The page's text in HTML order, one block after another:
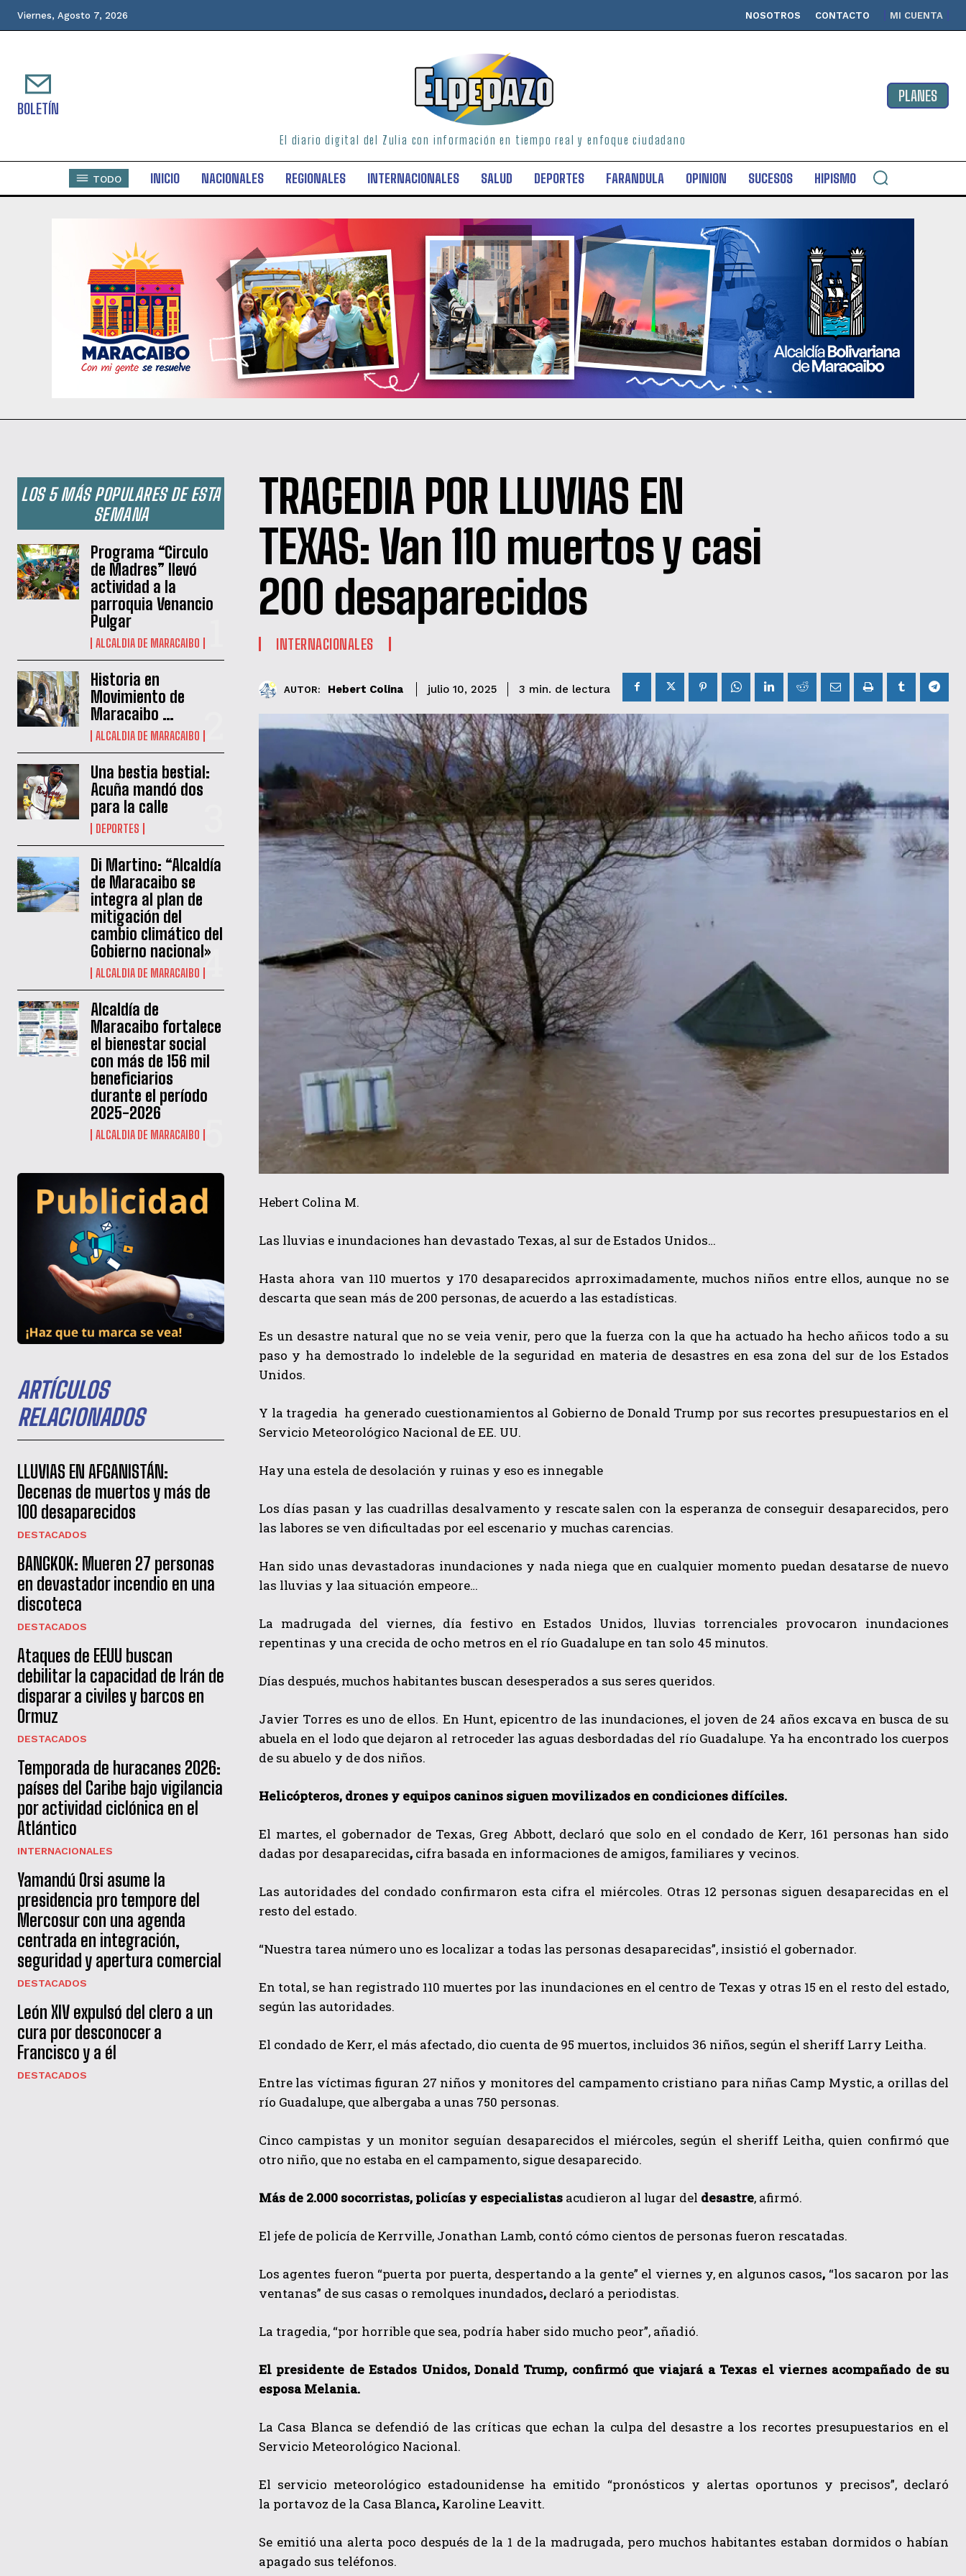
QUIERO SUSCRIBIRME
He leído y acepto lasPolítica de privacidad.
Viernes, Agosto 7, 2026 NOSOTROS CONTACTO MI CUENTA
BOLETÍN
El diario digital del Zulia con información en tiempo real y enfoque ciudadano
PLANES
TODO INICIO NACIONALES REGIONALES INTERNACIONALES SALUD DEPORTES FARANDULA OPINION SUCESOS HIPISMO
LOS 5 MÁS POPULARES DE ESTA
SEMANA
Programa “Circulo
de Madres” llevó
actividad a la
parroquia Venancio
Pulgar
ALCALDIA DE MARACAIBO
Historia en
Movimiento de
Maracaibo …
ALCALDIA DE MARACAIBO
Una bestia bestial:
Acuña mandó dos
para la calle
DEPORTES
Di Martino: “Alcaldía
de Maracaibo se
integra al plan de
mitigación del
cambio climático del
Gobierno nacional»
ALCALDIA DE MARACAIBO
Alcaldía de
Maracaibo fortalece
el bienestar social
con más de 156 mil
beneficiarios
durante el período
2025-2026
ALCALDIA DE MARACAIBO
ARTÍCULOS
RELACIONADOS
LLUVIAS EN AFGANISTÁN:
Decenas de muertos y más de
100 desaparecidos
DESTACADOS
BANGKOK: Mueren 27 personas
en devastador incendio en una
discoteca
DESTACADOS
Ataques de EEUU buscan
debilitar la capacidad de Irán de
disparar a civiles y barcos en
Ormuz
DESTACADOS
Temporada de huracanes 2026:
países del Caribe bajo vigilancia
por actividad ciclónica en el
Atlántico
INTERNACIONALES
Yamandú Orsi asume la
presidencia pro tempore del
Mercosur con una agenda
centrada en integración,
seguridad y apertura comercial
DESTACADOS
León XIV expulsó del clero a un
cura por desconocer a
Francisco y a él
DESTACADOS
TRAGEDIA POR LLUVIAS EN
TEXAS: Van 110 muertos y casi
200 desaparecidos
INTERNACIONALES
AUTOR: Hebert Colina julio 10, 2025 3 min. de lectura
Hebert Colina M.
Las lluvias e inundaciones han devastado Texas, al sur de Estados Unidos…
Hasta ahora van 110 muertos y 170 desaparecidos aprroximadamente, muchos niños entre ellos, aunque no se
descarta que sean más de 200 personas, de acuerdo a las estadísticas.
Es un desastre natural que no se veia venir, pero que la fuerza con la que ha actuado ha hecho añicos todo a su
paso y ha demostrado lo indeleble de la seguridad en materia de desastres en esa zona del sur de los Estados
Unidos.
Y la tragedia ha generado cuestionamientos al Gobierno de Donald Trump por sus recortes presupuestarios en el
Servicio Meteorológico Nacional de EE. UU.
Hay una estela de desolación y ruinas y eso es innegable
Los días pasan y las cuadrillas desalvamento y rescate salen con la esperanza de conseguir desaparecidos, pero
las labores se ven dificultadas por eel escenario y muchas carencias.
Han sido unas devastadoras inundaciones y nada niega que en cualquier momento puedan desatarse de nuevo
las lluvias y laa situación empeore…
La madrugada del viernes, día festivo en Estados Unidos, lluvias torrenciales provocaron inundaciones
repentinas y una crecida de ocho metros en el río Guadalupe en tan solo 45 minutos.
Días después, muchos habitantes buscan desesperados a sus seres queridos.
Javier Torres es uno de ellos. En Hunt, epicentro de las inundaciones, el joven de 24 años excava en busca de su
abuela en el lodo que dejaron al retroceder las aguas desbordadas del río Guadalupe. Ya ha encontrado los cuerpos
de su abuelo y de dos niños.
Helicópteros, drones y equipos caninos siguen movilizados en condiciones difíciles.
El martes, el gobernador de Texas, Greg Abbott, declaró que solo en el condado de Kerr, 161 personas han sido
dadas por desaparecidas, cifra basada en informaciones de amigos, familiares y vecinos.
Las autoridades del condado confirmaron esta cifra el miércoles. Otras 12 personas siguen desaparecidas en el
resto del estado.
“Nuestra tarea número uno es localizar a todas las personas desaparecidas”, insistió el gobernador.
En total, se han registrado 110 muertes por las inundaciones en el centro de Texas y otras 15 en el resto del estado,
según las autoridades.
El condado de Kerr, el más afectado, dio cuenta de 95 muertos, incluidos 36 niños, según el sheriff Larry Leitha.
Entre las víctimas figuran 27 niños y monitores del campamento cristiano para niñas Camp Mystic, a orillas del
río Guadalupe, que albergaba a unas 750 personas.
Cinco campistas y un monitor seguían desaparecidos el miércoles, según el sheriff Leitha, quien confirmó que
otro niño, que no estaba en el campamento, sigue desaparecido.
Más de 2.000 socorristas, policías y especialistas acudieron al lugar del desastre, afirmó.
El jefe de policía de Kerrville, Jonathan Lamb, contó cómo cientos de personas fueron rescatadas.
Los agentes fueron “puerta por puerta, despertando a la gente” el viernes y, en algunos casos, “los sacaron por las
ventanas” de sus casas o remolques inundados, declaró a periodistas.
La tragedia, “por horrible que sea, podría haber sido mucho peor”, añadió.
El presidente de Estados Unidos, Donald Trump, confirmó que viajará a Texas el viernes acompañado de su
esposa Melania.
La Casa Blanca se defendió de las críticas que echan la culpa del desastre a los recortes presupuestarios en el
Servicio Meteorológico Nacional.
El servicio meteorológico estadounidense ha emitido “pronósticos y alertas oportunos y precisos”, declaró
la portavoz de la Casa Blanca, Karoline Leavitt.
Se emitió una alerta poco después de la 1 de la madrugada, pero muchos habitantes estaban dormidos o habían
apagado sus teléfonos.